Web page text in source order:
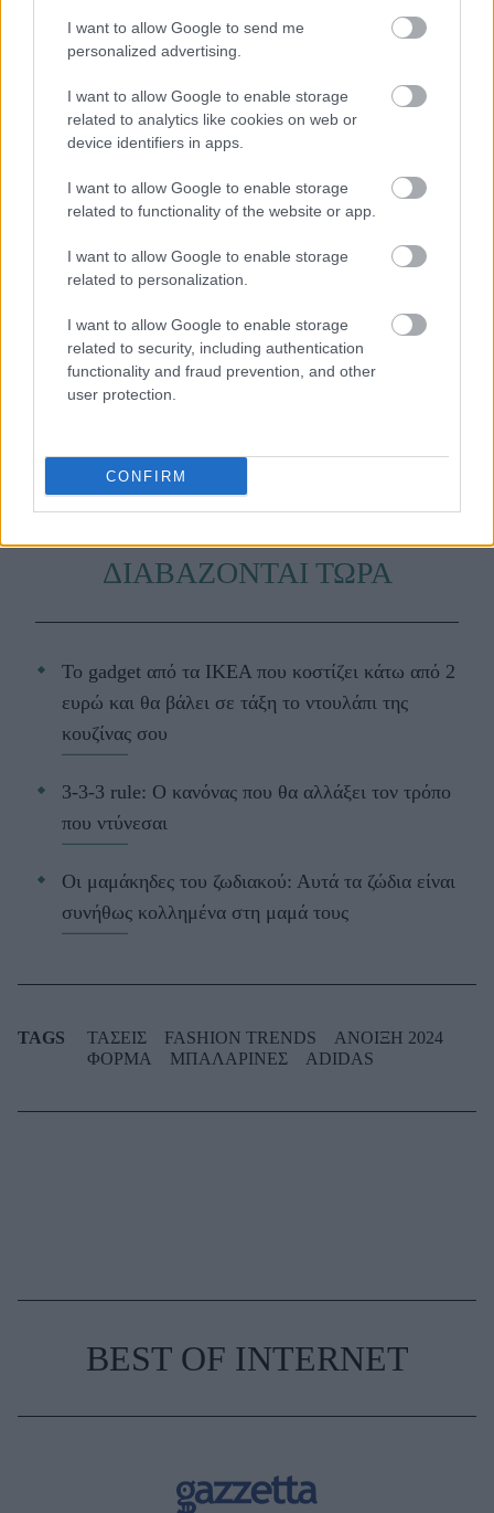
I want to allow Google to send me
personalized advertising.
I want to allow Google to enable storage
related to analytics like cookies on web or
device identifiers in apps.
I want to allow Google to enable storage
related to functionality of the website or app.
I want to allow Google to enable storage
related to personalization.
I want to allow Google to enable storage
related to security, including authentication
functionality and fraud prevention, and other
user protection.
CONFIRM
Ακολουθήστε τοjenny.grστο
google
newsκαι μάθετε τα πάντα γύρω από
τις τάσεις της μόδας, τα τέλεια outfits
ΔΙΑΒΑΖΟΝΤΑΙ ΤΩΡΑ
Το gadget από τα IKEA που κοστίζει κάτω από 2
ευρώ και θα βάλει σε τάξη το ντουλάπι της
κουζίνας σου
3-3-3 rule: Ο κανόνας που θα αλλάξει τον τρόπο
που ντύνεσαι
Οι μαμάκηδες του ζωδιακού: Αυτά τα ζώδια είναι
συνήθως κολλημένα στη μαμά τους
TAGS ΤΑΣΕΙΣ FASHION TRENDS
ΑΝΟΙΞΗ 2024
ΦΟΡΜΑ
ΜΠΑΛΑΡΙΝΕΣ ADIDAS
BEST OF INTERNET